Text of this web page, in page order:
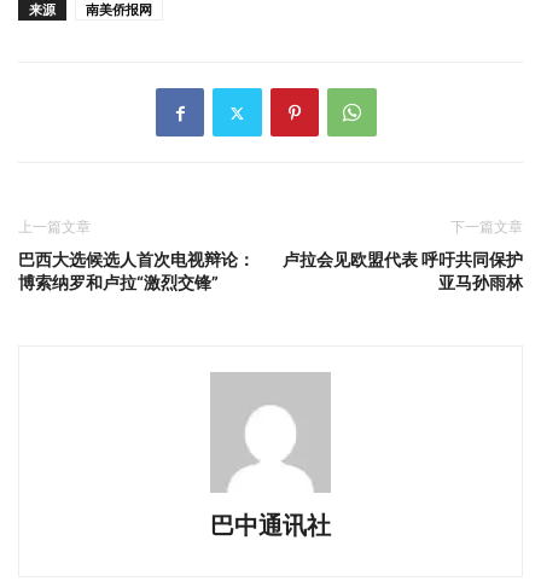
来源 南美侨报网
上一篇文章
巴西大选候选人首次电视辩论：
博索纳罗和卢拉“激烈交锋”
下一篇文章
卢拉会见欧盟代表 呼吁共同保护
亚马孙雨林
巴中通讯社